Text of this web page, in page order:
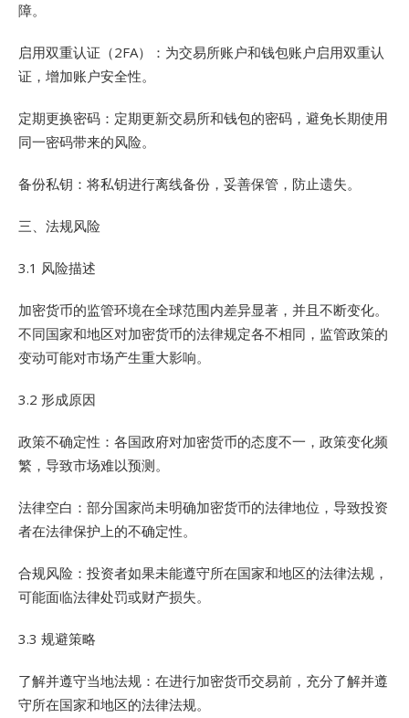
障。
启用双重认证（2FA）：为交易所账户和钱包账户启用双重认
证，增加账户安全性。
定期更换密码：定期更新交易所和钱包的密码，避免长期使用
同一密码带来的风险。
备份私钥：将私钥进行离线备份，妥善保管，防止遗失。
三、法规风险
3.1 风险描述
加密货币的监管环境在全球范围内差异显著，并且不断变化。
不同国家和地区对加密货币的法律规定各不相同，监管政策的
变动可能对市场产生重大影响。
3.2 形成原因
政策不确定性：各国政府对加密货币的态度不一，政策变化频
繁，导致市场难以预测。
法律空白：部分国家尚未明确加密货币的法律地位，导致投资
者在法律保护上的不确定性。
合规风险：投资者如果未能遵守所在国家和地区的法律法规，
可能面临法律处罚或财产损失。
3.3 规避策略
了解并遵守当地法规：在进行加密货币交易前，充分了解并遵
守所在国家和地区的法律法规。